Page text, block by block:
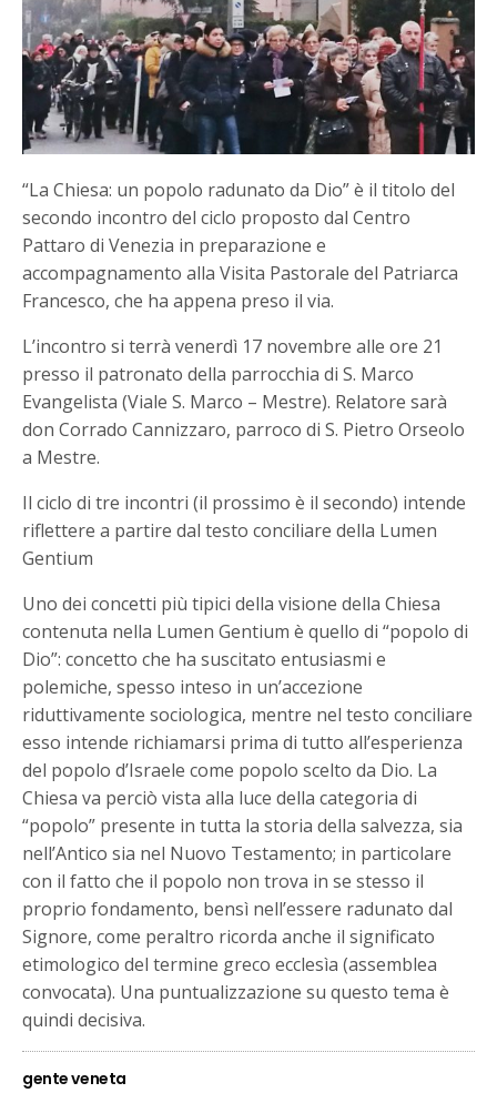
“La Chiesa: un popolo radunato da Dio” è il titolo del
secondo incontro del ciclo proposto dal Centro
Pattaro di Venezia in preparazione e
accompagnamento alla Visita Pastorale del Patriarca
Francesco, che ha appena preso il via.
L’incontro si terrà venerdì 17 novembre alle ore 21
presso il patronato della parrocchia di S. Marco
Evangelista (Viale S. Marco – Mestre). Relatore sarà
don Corrado Cannizzaro, parroco di S. Pietro Orseolo
a Mestre.
Il ciclo di tre incontri (il prossimo è il secondo) intende
riflettere a partire dal testo conciliare della Lumen
Gentium
Uno dei concetti più tipici della visione della Chiesa
contenuta nella Lumen Gentium è quello di “popolo di
Dio”: concetto che ha suscitato entusiasmi e
polemiche, spesso inteso in un’accezione
riduttivamente sociologica, mentre nel testo conciliare
esso intende richiamarsi prima di tutto all’esperienza
del popolo d’Israele come popolo scelto da Dio. La
Chiesa va perciò vista alla luce della categoria di
“popolo” presente in tutta la storia della salvezza, sia
nell’Antico sia nel Nuovo Testamento; in particolare
con il fatto che il popolo non trova in se stesso il
proprio fondamento, bensì nell’essere radunato dal
Signore, come peraltro ricorda anche il significato
etimologico del termine greco ecclesìa (assemblea
convocata). Una puntualizzazione su questo tema è
quindi decisiva.
gente veneta